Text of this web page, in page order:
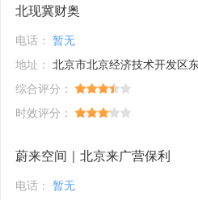
北现冀财奥
电话： 暂无
地址： 北京市北京经济技术开发区
综合评分：
时效评分：
蔚来空间｜北京来广营保利
电话： 暂无